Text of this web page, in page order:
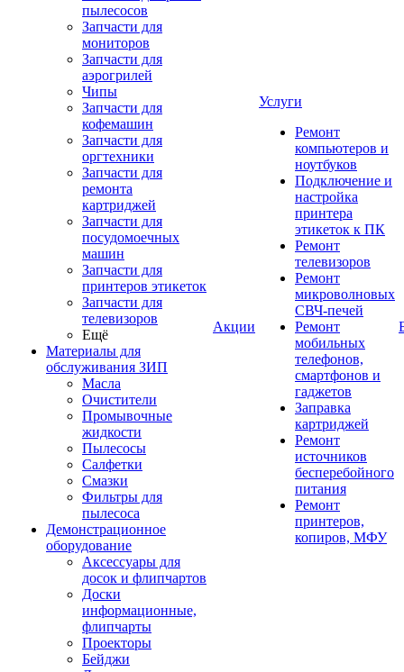
пылесосов
Запчасти для
мониторов
Запчасти для
аэрогрилей
Чипы
Запчасти для
кофемашин
Запчасти для
оргтехники
Запчасти для
ремонта
картриджей
Запчасти для
посудомоечных
машин
Запчасти для
принтеров этикеток
Запчасти для
телевизоров
Ещё
Материалы для
обслуживания ЗИП
Масла
Очистители
Промывочные
жидкости
Пылесосы
Салфетки
Смазки
Фильтры для
пылесоса
Демонстрационное
оборудование
Аксессуары для
досок и флипчартов
Доски
информационные,
флипчарты
Проекторы
Бейджи
Акции
Услуги
Ремонт
компьютеров и
ноутбуков
Подключение и
настройка
принтера
этикеток к ПК
Ремонт
телевизоров
Ремонт
микроволновых
СВЧ-печей
Ремонт
мобильных
телефонов,
смартфонов и
гаджетов
Заправка
картриджей
Ремонт
источников
бесперебойного
питания
Ремонт
принтеров,
копиров, МФУ